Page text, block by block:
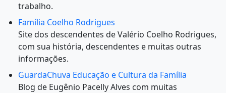
trabalho.
Família Coelho Rodrigues
Site dos descendentes de Valério Coelho Rodrigues,
com sua história, descendentes e muitas outras
informações.
GuardaChuva Educação e Cultura da Família
Blog de Eugênio Pacelly Alves com muitas